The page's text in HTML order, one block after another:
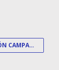
OPERACIÓN CAMPAMENTO